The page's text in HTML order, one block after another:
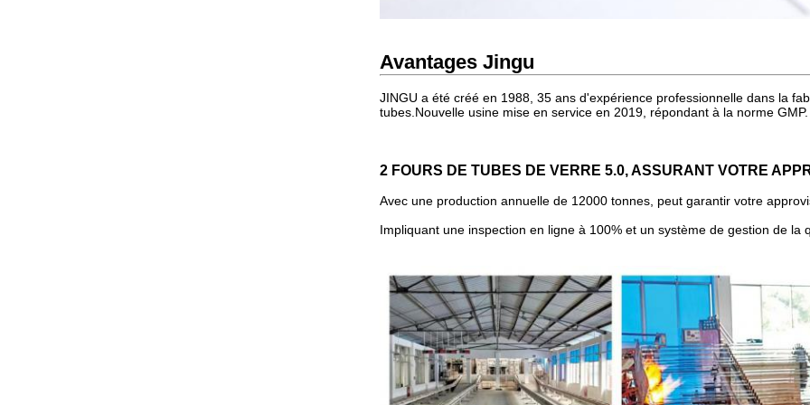
Avantages Jingu
JINGU a été créé en 1988, 35 ans d'expérience professionnelle dans la
tubes. Nouvelle usine mise en service en 2019, répondant à la norme GMP.
2 FOURS DE TUBES DE VERRE 5.0, ASSURANT VOTRE
Avec une production annuelle de 12000 tonnes, peut garantir votre
Impliquant une inspection en ligne à 100% et un système de gestion de la